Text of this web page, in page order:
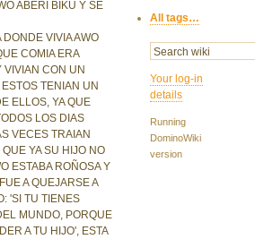
ABERI BIKU Y SE
DONDE VIVIA AWO
COMIA ERA
VIVIAN CON UN
TENIAN UN
ELLOS, YA QUE
LOS DIAS
VECES TRAIAN
YA SU HIJO NO
ESTABA ROÑOSA Y
A QUEJARSE A
'SI TU TIENES
MUNDO, PORQUE
A TU HIJO', ESTA
All tags…
Your log-in
details
Running
DominoWiki
version